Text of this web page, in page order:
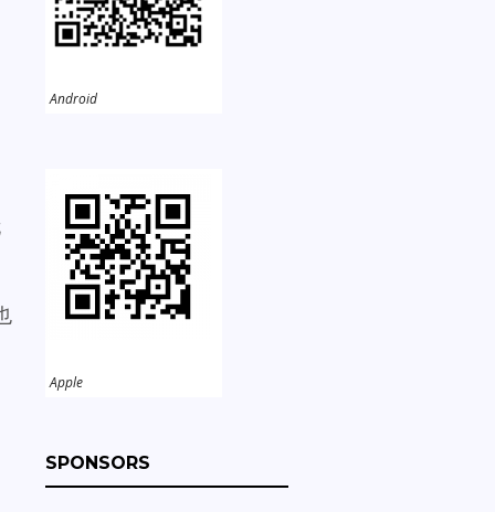
Android
Apple
SPONSORS